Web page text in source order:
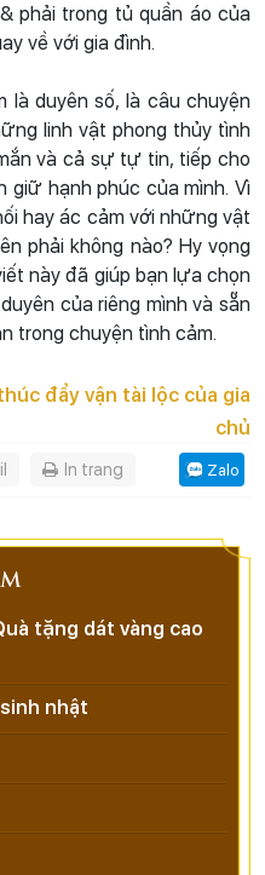
phải trong tủ quần áo của
về với gia đình.
là duyên số, là câu chuyện
linh vật phong thủy tình
và cả sự tự tin, tiếp cho
giữ hạnh phúc của mình. Vì
hay ác cảm với những vật
phải không nào? Hy vọng
này đã giúp bạn lựa chọn
của riêng mình và sẵn
trong chuyện tình cảm.
đẩy vận tài lộc của gia
chủ
In trang Zalo
tặng dát vàng cao
nhật